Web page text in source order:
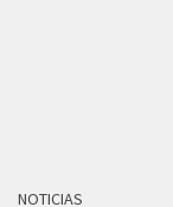
NOTICIAS